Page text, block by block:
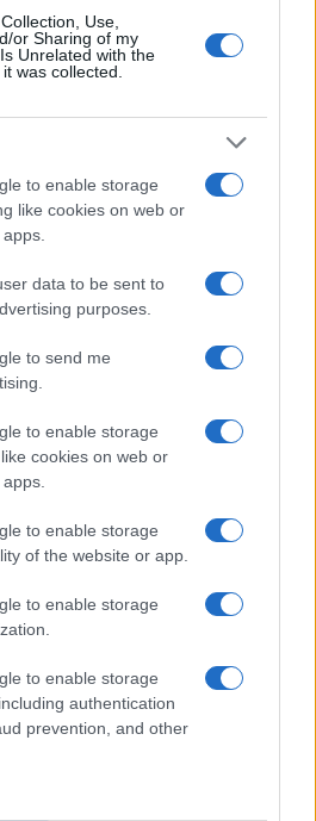
Use,
or Sharing of my
Unrelated with the
was collected.
to enable storage
like cookies on web or
data to be sent to
purposes.
to send me
to enable storage
cookies on web or
to enable storage
of the website or app.
to enable storage
to enable storage
authentication
prevention, and other
na Amazônia entre agosto
e ouro para baixo